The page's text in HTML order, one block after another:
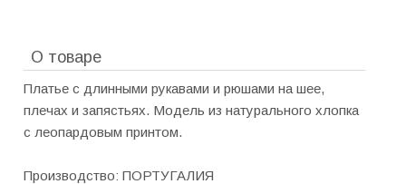
О товаре
Платье с длинными рукавами и рюшами на шее,
плечах и запястьях. Модель из натурального хлопка
с леопардовым принтом.
Производство: ПОРТУГАЛИЯ